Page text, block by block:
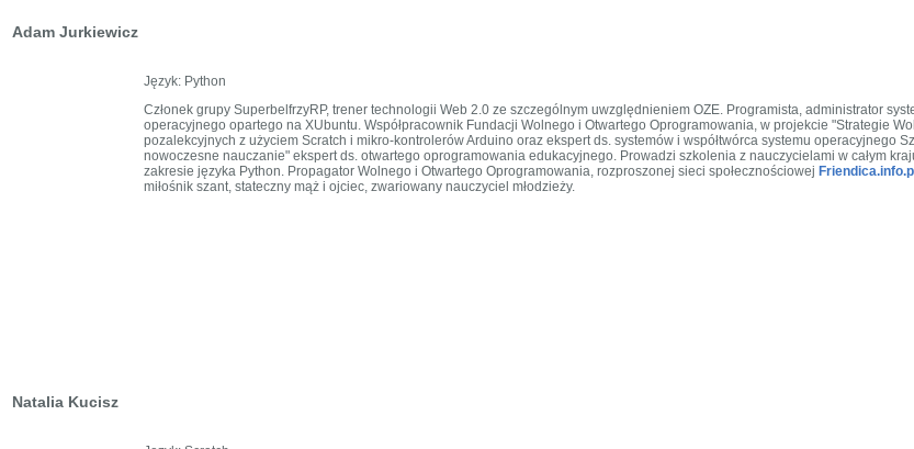
Adam Jurkiewicz
Język: Python
Członek grupy SuperbelfrzyRP, trener technologii Web 2.0 ze szczególnym uwzględnieniem OZE. Programista, administrator
operacyjnego opartego na XUbuntu. Współpracownik Fundacji Wolnego i Otwartego Oprogramowania, w projekcie "Strategie
pozalekcyjnych z użyciem Scratch i mikro-kontrolerów Arduino oraz ekspert ds. systemów i współtwórca systemu operacyjnego
nowoczesne nauczanie" ekspert ds. otwartego oprogramowania edukacyjnego. Prowadzi szkolenia z nauczycielami w całym
zakresie języka Python. Propagator Wolnego i Otwartego Oprogramowania, rozproszonej sieci społecznościowej Friendica.info.pl
miłośnik szant, stateczny mąż i ojciec, zwariowany nauczyciel młodzieży.
Natalia Kucisz